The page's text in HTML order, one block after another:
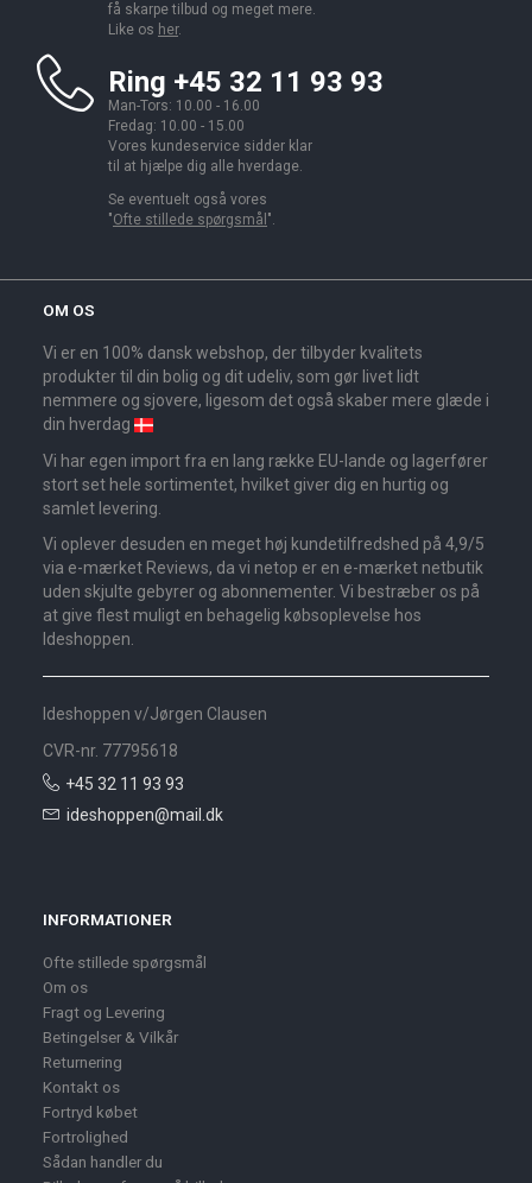
få skarpe tilbud og meget mere.
Like os her.
Ring +45 32 11 93 93
Man-Tors: 10.00 - 16.00
Fredag: 10.00 - 15.00
Vores kundeservice sidder klar
til at hjælpe dig alle hverdage.
Se eventuelt også vores
"Ofte stillede spørgsmål ".
OM OS
Vi er en 100% dansk webshop, der tilbyder kvalitets
produkter til din bolig og dit udeliv, som gør livet lidt
nemmere og sjovere, ligesom det også skaber mere glæde i
din hverdag
Vi har egen import fra en lang række EU-lande og lagerfører
stort set hele sortimentet, hvilket giver dig en hurtig og
samlet levering.
Vi oplever desuden en meget høj kundetilfredshed på 4,9/5
via e-mærket Reviews, da vi netop er en e-mærket netbutik
uden skjulte gebyrer og abonnementer. Vi bestræber os på
at give flest muligt en behagelig købsoplevelse hos
Ideshoppen.
Ideshoppen v/Jørgen Clausen
CVR-nr. 77795618
+45 32 11 93 93
ideshoppen@mail.dk
INFORMATIONER
Ofte stillede spørgsmål
Om os
Fragt og Levering
Betingelser & Vilkår
Returnering
Kontakt os
Fortryd købet
Fortrolighed
Sådan handler du